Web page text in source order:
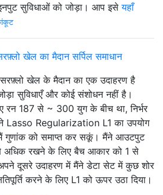
सुविधाओं को जोड़ा। आप इसेयहाँ
खेल के मैदान का एक उदाहरण है
सुविधाएँ और कोई संशोधन नहीं है।
रन 187 से ~ 300 युग के बीच था, निर्भर
Lasso Regularization L1 का उपयोग
मैं गुणांक को समाप्त कर सकूं। मैंने आउटपुट
अधिक रखने के लिए बैच आकार को 1 से
दूसरे उदाहरण में मैंने डेटा सेट में कुछ शोर
करने के लिए L1 को ऊपर उठा दिया।